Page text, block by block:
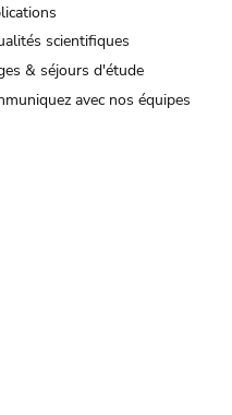
scientifiques
& séjours d'étude
avec nos équipes